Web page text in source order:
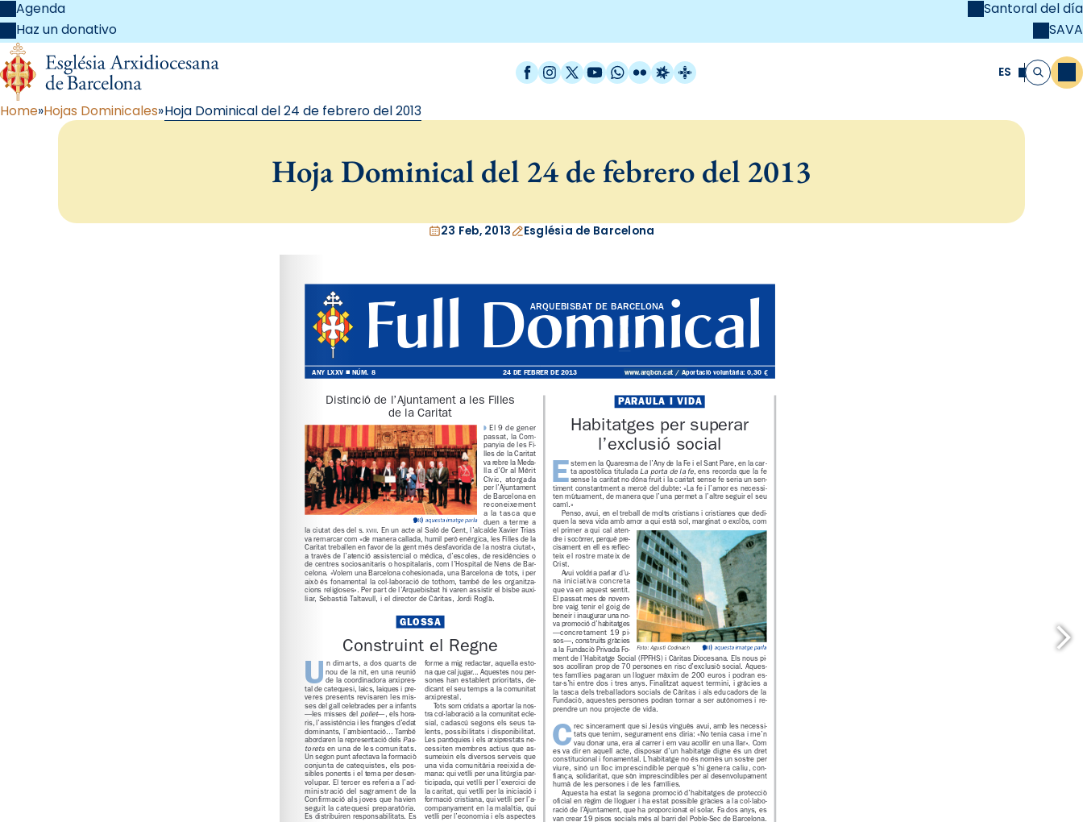
Agenda
Haz un donativo
Santoral del día
SAVA
Facebook
Instagram
X / Twitter
YouTube
WhatsApp
FlickrRadio Estel
Catalunya Cristiana ES Buscar
Home Hojas Dominicales Hoja Dominical del 24 de febrero del 2013
Hoja Dominical del 24 de febrero del 2013
23 Feb, 2013 Església de Barcelona
www.arqbcn.cat / Aportació voluntària: 0,30